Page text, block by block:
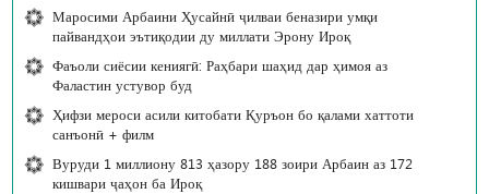
Маросими Арбаини Ҳусайнӣ ҷилваи беназири умқи
пайвандҳои эътиқодии ду миллати Эрону Ироқ
Фаъоли сиёсии кениягӣ: Раҳбари шаҳид дар ҳимоя аз
Фаластин устувор буд
Ҳифзи мероси асили китобати Қуръон бо қалами хаттоти
санъонӣ + филм
Вуруди 1 миллиону 813 ҳазору 188 зоири Арбаин аз 172
кишвари ҷаҳон ба Ироқ